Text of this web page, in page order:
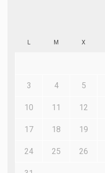
L M X
3 4 5
10 11 12
17 18 19
24 25 26